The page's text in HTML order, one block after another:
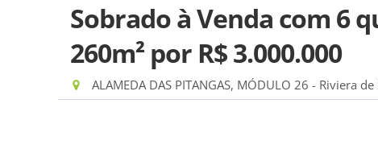
Sobrado à Venda com 6
260m² por R$ 3.000.000
ALAMEDA DAS PITANGAS, MÓDULO 26 - Riviera